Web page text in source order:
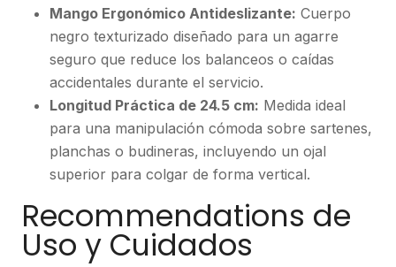
Mango Ergonómico Antideslizante: Cuerpo
negro texturizado diseñado para un agarre
seguro que reduce los balanceos o caídas
accidentales durante el servicio.
Longitud Práctica de 24.5 cm: Medida ideal
para una manipulación cómoda sobre sartenes,
planchas o budineras, incluyendo un ojal
superior para colgar de forma vertical.
Recommendations de
Uso y Cuidados